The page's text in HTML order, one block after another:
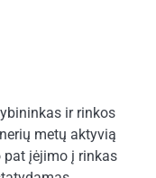
ir rinkos
metų aktyvią
įėjimo į rinkas